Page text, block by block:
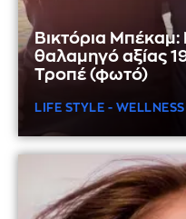
Βικτόρια Μπέκαμ:
θαλαμηγό αξίας
Τροπέ (φωτό)
LIFE STYLE - WELLNESS